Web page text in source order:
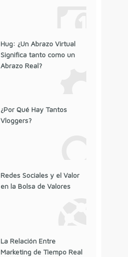
Hug: ¿Un Abrazo Virtual
Significa tanto como un
Abrazo Real?
¿Por Qué Hay Tantos
Vloggers?
Redes Sociales y el Valor
en la Bolsa de Valores
La Relación Entre
Marketing de Tiempo Real